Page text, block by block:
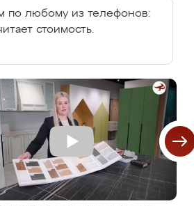
по любому из телефонов:
стоимость.